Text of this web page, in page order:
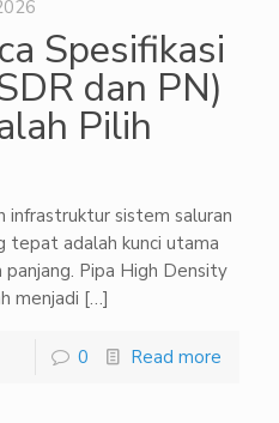
Spesifikasi
dan PN)
Pilih
infrastruktur sistem saluran
tepat adalah kunci utama
Pipa High Density
menjadi […]
0 Read more